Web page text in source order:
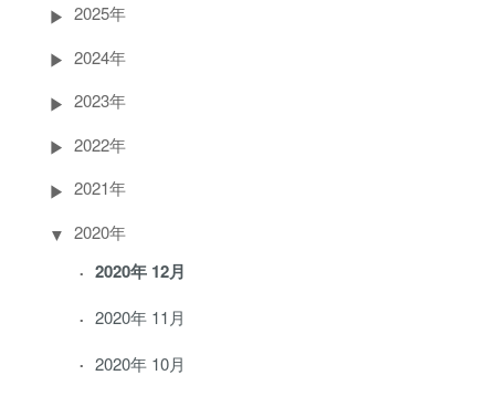
2025年
2024年
2023年
2022年
2021年
2020年
2020年 12月
2020年 11月
2020年 10月